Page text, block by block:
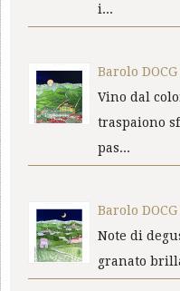
i...
Barolo
Vino dal
traspaiono
pas...
Barolo
Note di
granato